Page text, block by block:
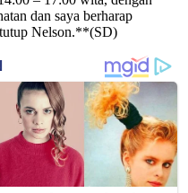
dan saya berharap
Nelson.**(SD)